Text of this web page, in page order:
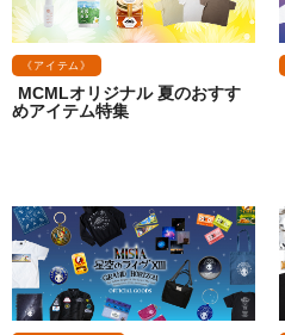
《アイテム》
MCMLオリジナル 夏のおすす
めアイテム特集